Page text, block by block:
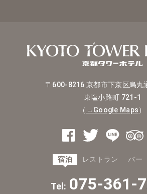
〒600-8216 京都市下京区烏丸
東塩小路町 721-1
（ →Google Maps）
宿泊 レストラン バー
Tel: 075-361-